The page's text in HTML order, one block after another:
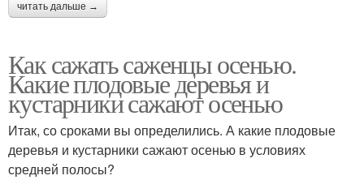
читать дальше →
Как сажать саженцы осенью.
Какие плодовые деревья и
кустарники сажают осенью
Итак, со сроками вы определились. А какие плодовые
деревья и кустарники сажают осенью в условиях
средней полосы?